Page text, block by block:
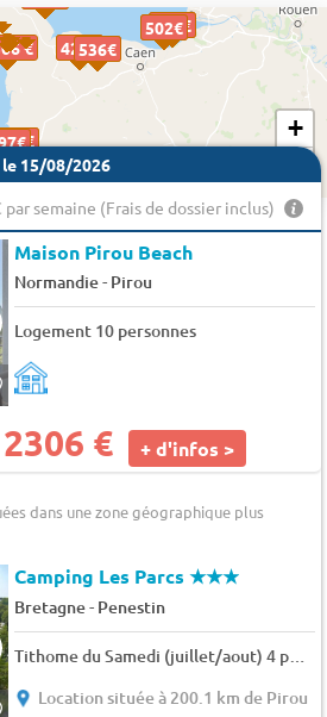
€
502€
536€
479€
421€
502€
536€
479€
421€
+
le 15/08/2026
par semaine (Frais de dossier inclus)
Maison Pirou Beach
Normandie- Pirou
Logement 10 personnes
2306 € + d'infos >
dans une zone géographique plus
Camping Les Parcs★★★
Bretagne- Penestin
Tithome du Samedi (juillet/aout) 4 pers.
Location située à 200.1 km de Pirou